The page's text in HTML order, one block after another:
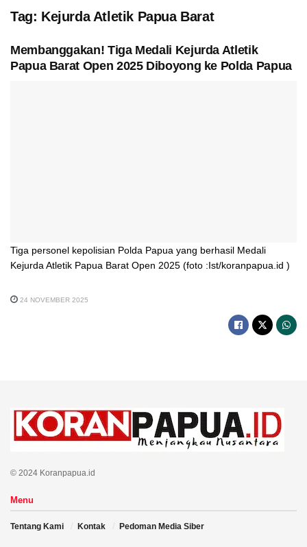
Tag: Kejurda Atletik Papua Barat
Membanggakan! Tiga Medali Kejurda Atletik
Papua Barat Open 2025 Diboyong ke Polda Papua
Tiga personel kepolisian Polda Papua yang berhasil Medali
Kejurda Atletik Papua Barat Open 2025 (foto :Ist/koranpapua.id )
24 NOVEMBER 2025
© 2024 Koranpapua.id
Menu
Tentang Kami Kontak Pedoman Media Siber